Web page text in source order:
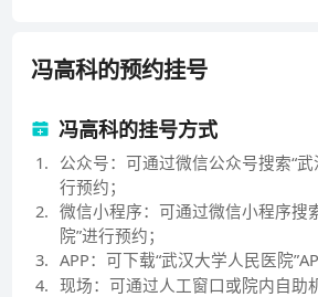
冯高科的预约挂号
冯高科的挂号方式
1. 公众号：可通过微信公众号搜索“
行预约；
2. 微信小程序：可通过微信小程序搜
院”进行预约；
3. APP：可下载“武汉大学人民医院
4. 现场：可通过人工窗口或院内自助